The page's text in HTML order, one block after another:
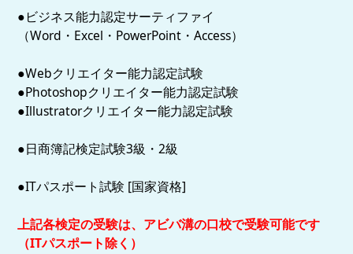
●ビジネス能力認定サーティファイ
（Word・Excel・PowerPoint・Access）
●Webクリエイター能力認定試験
●Photoshopクリエイター能力認定試験
●Illustratorクリエイター能力認定試験
●日商簿記検定試験3級・2級
●ITパスポート試験 [国家資格]
上記各検定の受験は、アビバ溝の口校で受験可能です
（ITパスポート除く）